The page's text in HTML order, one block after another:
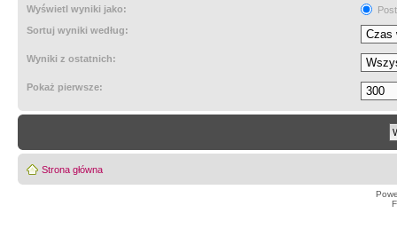
Wyświetl wyniki jako:
Sortuj wyniki według:
Wyniki z ostatnich:
Pokaż pierwsze:
Strona główna